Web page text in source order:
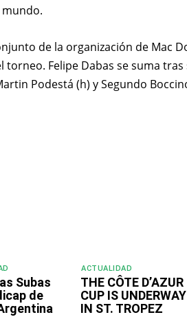
de la organización de Mac
Felipe Dabas se suma
Podestá (h) y Segundo
Subas
de
ACTUALIDAD
THE CÔTE D’AZUR
CUP IS UNDERWAY
IN ST. TROPEZ